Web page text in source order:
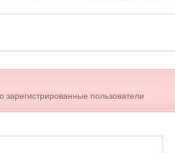
зарегистрированные пользователи